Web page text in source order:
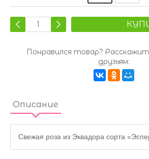
Понравился товар?
друзьям:
Описание
Свежая роза из Эквадора сорта